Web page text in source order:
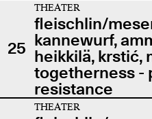
25
THEATER
fleischlin/
kannewurf,
heikkilä, krstić,
togetherness -
resistance
THEATER